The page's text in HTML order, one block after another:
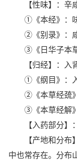
【性味】：辛咸
①《本经》：味
②《别录》：咸
③《日华子本草
【归经】：入肾
①《纲目》：入
②《本草经巯》
③《本草经解》
【入药部分】：
【产地和分布】
中也常存在。分布